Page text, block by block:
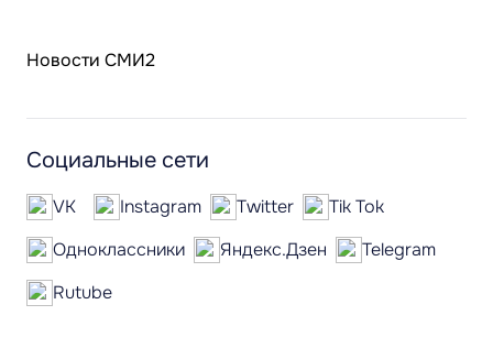
Новости СМИ2
Социальные сети
VK Instagram Twitter
Tik Tok
Одноклассники
Яндекс.Дзен
Telegram
Rutube